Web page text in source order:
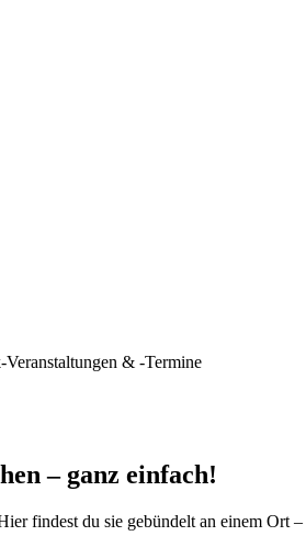
Veranstaltungen & -Termine
– ganz einfach!
findest du sie gebündelt an einem Ort